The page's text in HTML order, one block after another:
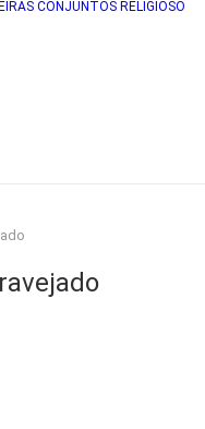
CONJUNTOS RELIGIOSO